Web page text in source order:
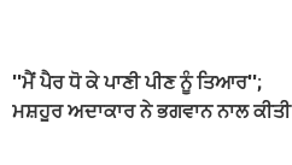
''ਮੈਂ ਪੈਰ ਧੋ ਕੇ ਪਾਣੀ ਪੀਣ ਨੂੰ ਤਿਆਰ'';
ਮਸ਼ਹੂਰ ਅਦਾਕਾਰ ਨੇ ਭਗਵਾਨ ਨਾਲ ਕੀਤੀ